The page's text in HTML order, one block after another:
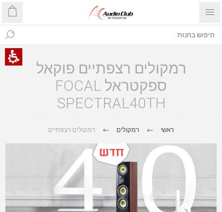
רמקולים רצפתיים פוקאל
ספקטראל FOCAL
SPECTRAL40TH
ראשי רמקולים רמקולים רצפתיים